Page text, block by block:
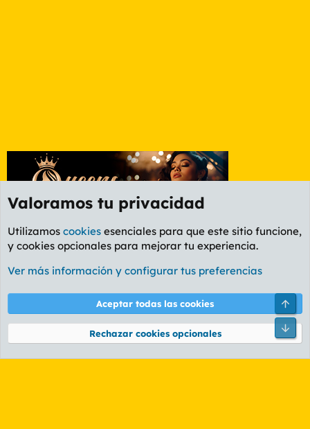
Etiquetas
Cookies
PL OLDSTYLE AMARILLO
Términos y reglas Política de privacidad Ayuda
Community platform by XenForo® © 2010-2026 XenForo Ltd.
Valoramos tu privacidad
Utilizamos cookies esenciales para que este sitio funcione,
y cookies opcionales para mejorar tu experiencia.
Ver más información y configurar tus preferencias
Aceptar todas las cookies
Rechazar cookies opcionales
Pie